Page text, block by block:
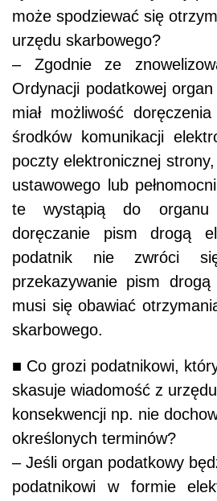
może spodziewać się
urzędu skarbowego?
– Zgodnie ze
Ordynacji podatkowej
miał możliwość
środków komunikacji
poczty elektronicznej
ustawowego lub
te wystąpią do organu
doręczanie pism drogą
podatnik nie zwróci
przekazywanie pism
musi się obawiać
skarbowego.
■ Co grozi podatnikowi,
skasuje wiadomość z
konsekwencji np. nie
określonych terminów?
– Jeśli organ podatkowy
podatnikowi w formie